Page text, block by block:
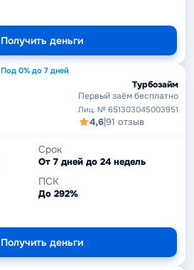
Получить деньги
Под 0% до 7 дней
Турбозайм
Первый заём бесплатно
Лиц. № 651303045003951
4,6|91 отзыв
Срок
От 7 дней до 24 недель
ПСК
До 292%
Получить деньги